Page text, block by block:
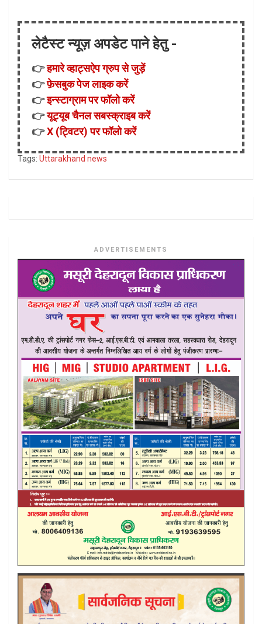
लेटैस्ट न्यूज़ अपडेट पाने हेतु -
👉हमारे व्हाट्सऐप ग्रुप से जुड़ें
👉फ़ेसबुक पेज लाइक करें
👉इन्स्टाग्राम पर फॉलो करें
👉यूट्यूब चैनल सबस्क्राइब करें
👉X (ट्विटर) पर फॉलो करें
Tags: Uttarakhand news
ADVERTISEMENTS